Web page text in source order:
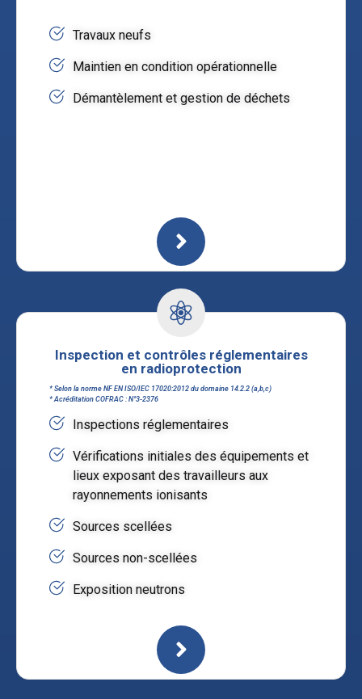
Travaux neufs
Maintien en condition opérationnelle
Démantèlement et gestion de déchets
Inspection et contrôles réglementaires
en radioprotection
* Selon la norme NF EN ISO/IEC 17020:2012 du domaine 14.2.2 (a,b,c)
* Acréditation COFRAC : N°3-2376
Inspections réglementaires
Vérifications initiales des équipements et
lieux exposant des travailleurs aux
rayonnements ionisants
Sources scellées
Sources non-scellées
Exposition neutrons